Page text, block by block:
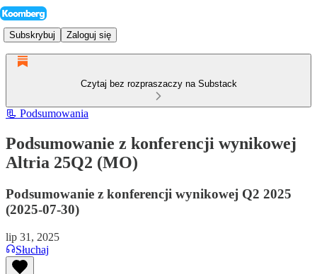
Subskrybuj Zaloguj się
Czytaj bez rozpraszaczy na Substack
📃 Podsumowania
Podsumowanie z konferencji wynikowej
Altria 25Q2 (MO)
Podsumowanie z konferencji wynikowej Q2 2025
(2025-07-30)
lip 31, 2025
Słuchaj